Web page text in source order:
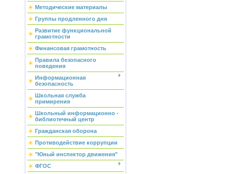
Методические материалы
Группы продленного дня
Развитие функциональной
грамотности
Финансовая грамотность
Правила безопасного
поведения
Информационная
безопасность
Школьная служба
примирения
Школьный информационно -
библиотечный центр
Гражданская оборона
Противодействие коррупции
"Юный инспектор движения"
ФГОС